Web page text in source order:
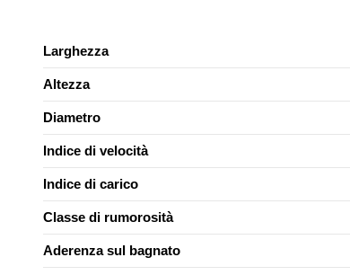
Larghezza
Altezza
Diametro
Indice di velocità
Indice di carico
Classe di rumorosità
Aderenza sul bagnato